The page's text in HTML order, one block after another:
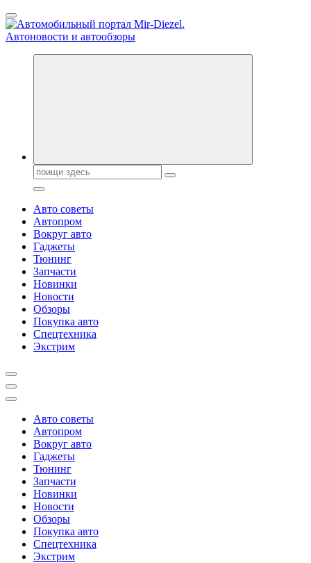
Перейти
к
содержанию
Справочник автомобилиста. Обзор новинок популярных
Поиск:
Авто советы
Автопром
Вокруг авто
Гаджеты
Тюнинг
Запчасти
Новинки
Новости
Обзоры
Покупка авто
Спецтехника
Экстрим
Авто советы
Автопром
Вокруг авто
Гаджеты
Тюнинг
Запчасти
Новинки
Новости
Обзоры
Покупка авто
Спецтехника
Экстрим